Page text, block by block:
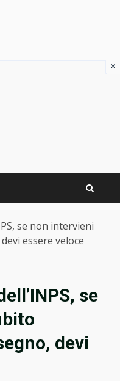
se non intervieni
essere veloce
se
devi
×